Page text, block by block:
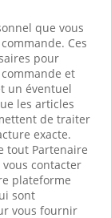
que vous
Ces
pour
et
un éventuel
les articles
de traiter
exacte.
tout Partenaire
contacter
plateforme
sont
vous fournir